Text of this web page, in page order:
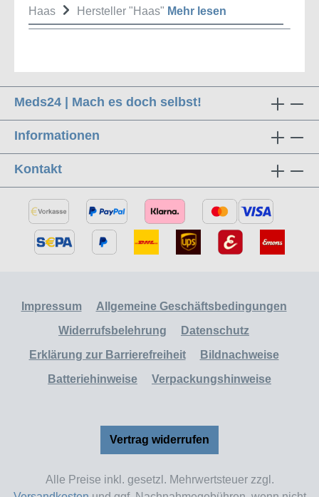
Haas Hersteller "Haas" Mehr lesen
Meds24 | Mach es doch selbst!
Informationen
Kontakt
Impressum
Allgemeine Geschäftsbedingungen
Widerrufsbelehrung
Datenschutz
Erklärung zur Barrierefreiheit
Bildnachweise
Batteriehinweise
Verpackungshinweise
Vertrag widerrufen
Alle Preise inkl. gesetzl. Mehrwertsteuer zzgl.